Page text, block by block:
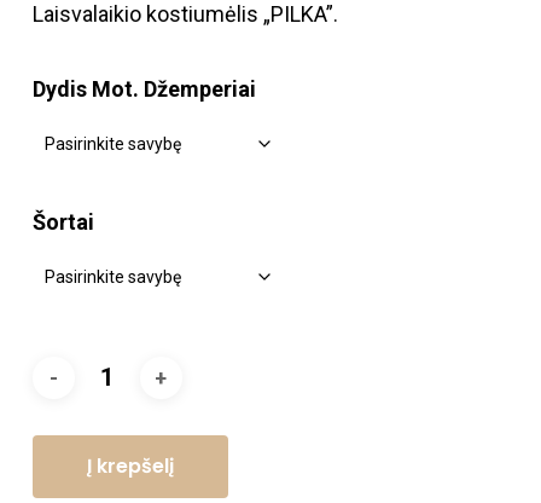
Laisvalaikio kostiumėlis „PILKA”.
Dydis Mot. Džemperiai
Šortai
Į krepšelį